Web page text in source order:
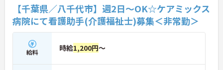
【千葉県／八千代市】週2日～OK☆ケアミックス
病院にて看護助手(介護福祉士)募集＜非常勤＞
給料 時給1,200円～